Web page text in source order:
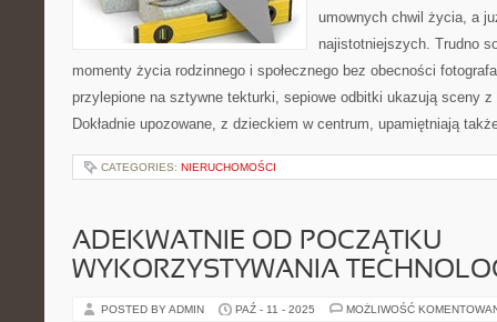
umownych chwil życia, a
najistotniejszych. Trudno
momenty życia rodzinnego i społecznego bez obecności
przylepione na sztywne tekturki, sepiowe odbitki ukazują sceny
Dokładnie upozowane, z dzieckiem w centrum, upamiętniają
CATEGORIES: NIERUCHOMOŚCI
ADEKWATNIE OD POCZĄTKU
WYKORZYSTYWANIA
POSTED BY ADMIN PAŹ - 11 - 2025 MOŻLIWOŚĆ